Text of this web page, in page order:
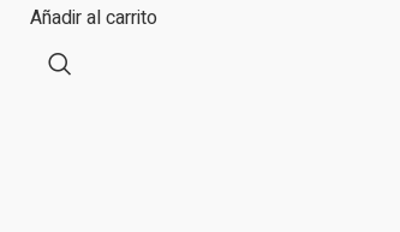
Añadir al carrito